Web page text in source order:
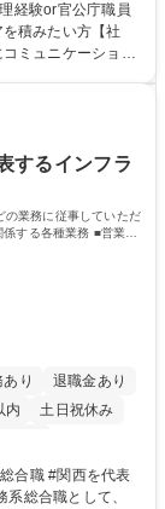
細】■
理業務 ■収益部
イベントコーナ
記いずれかの部門
平均16日取得
経験or官公庁職員
積みたい方【社
ミュニケーション
ジェクト：駐車場
広告「ブライトサ
を積極的に行って
するインフラ
の業務に従事していただ
する各種業務 ■営業部
り
退職金あり
内
土日祝休み